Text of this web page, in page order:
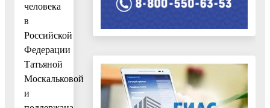
человека
в
Российской
Федерации
Татьяной
Москальковой
и